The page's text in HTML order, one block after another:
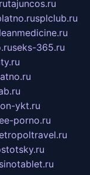
tajuncos.ru
splclub.ru
seks-365.ru
ykt.ru
porno.ru